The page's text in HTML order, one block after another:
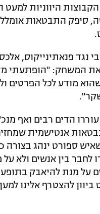
היווניות למעט
ספורטה, סיפק התבטאות
נגד פנאתינייקוס,
את המשחק: "הופתעתי
שהוא מודע לכל הפרטים
הדים רבים ואף
אנטישמית
ספורט ינהג בצורה
לחבר בין אנשים ולא
על מנת להיאבק
ביוון להצטרף אלינו